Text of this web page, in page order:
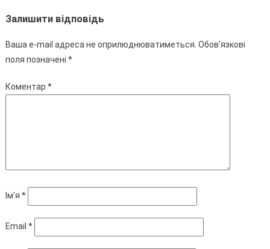
Залишити відповідь
Ваша e-mail адреса не оприлюднюватиметься. Обов’язкові
поля позначені *
Коментар *
Ім'я *
Email *